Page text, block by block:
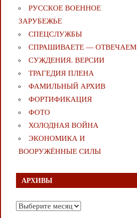
РУССКОЕ ВОЕННОЕ
ЗАРУБЕЖЬЕ
СПЕЦСЛУЖБЫ
СПРАШИВАЕТЕ — ОТВЕЧАЕМ
СУЖДЕНИЯ. ВЕРСИИ
ТРАГЕДИЯ ПЛЕНА
ФАМИЛЬНЫЙ АРХИВ
ФОРТИФИКАЦИЯ
ФОТО
ХОЛОДНАЯ ВОЙНА
ЭКОНОМИКА И
ВООРУЖЁННЫЕ СИЛЫ
АРХИВЫ
Архивы